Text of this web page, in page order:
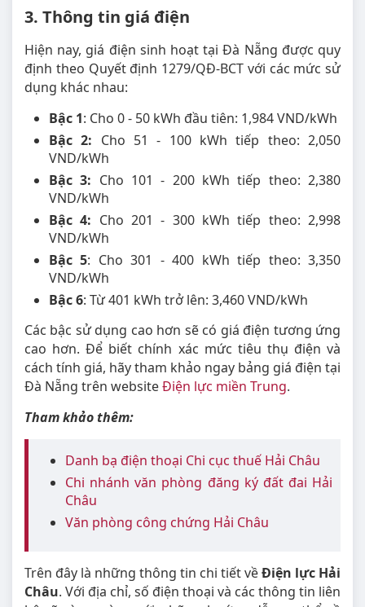
3. Thông tin giá điện
Hiện nay, giá điện sinh hoạt tại Đà Nẵng được quy
định theo Quyết định 1279/QĐ-BCT với các mức sử
dụng khác nhau:
Bậc 1: Cho 0 - 50 kWh đầu tiên: 1,984 VND/kWh
Bậc 2: Cho 51 - 100 kWh tiếp theo: 2,050
VND/kWh
Bậc 3: Cho 101 - 200 kWh tiếp theo: 2,380
VND/kWh
Bậc 4: Cho 201 - 300 kWh tiếp theo: 2,998
VND/kWh
Bậc 5: Cho 301 - 400 kWh tiếp theo: 3,350
VND/kWh
Bậc 6: Từ 401 kWh trở lên: 3,460 VND/kWh
Các bậc sử dụng cao hơn sẽ có giá điện tương ứng
cao hơn. Để biết chính xác mức tiêu thụ điện và
cách tính giá, hãy tham khảo ngay bảng giá điện tại
Đà Nẵng trên websiteĐiện lực miền Trung.
Tham khảo thêm:
Danh bạ điện thoại Chi cục thuế Hải Châu
Chi nhánh văn phòng đăng ký đất đai Hải
Châu
Văn phòng công chứng Hải Châu
Trên đây là những thông tin chi tiết vềĐiện lực Hải
Châu. Với địa chỉ, số điện thoại và các thông tin liên